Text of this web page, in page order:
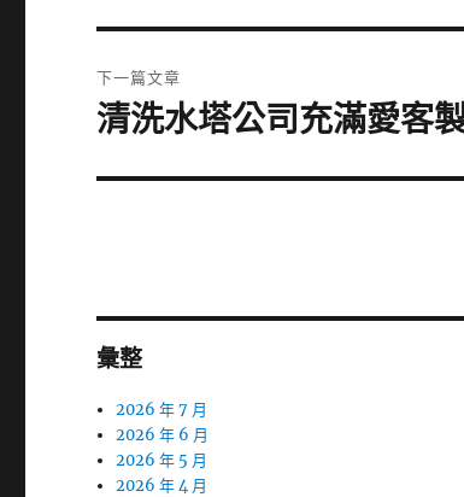
篇
文
章:
下一篇文章
下
篇
清洗水塔公司充滿愛客
彙整
2026 年 7 月
2026 年 6 月
2026 年 5 月
2026 年 4 月